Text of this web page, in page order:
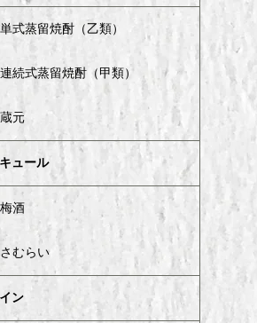
単式蒸留焼酎（乙類）
連続式蒸留焼酎（甲類）
蔵元
ュール
梅酒
さむらい
ン